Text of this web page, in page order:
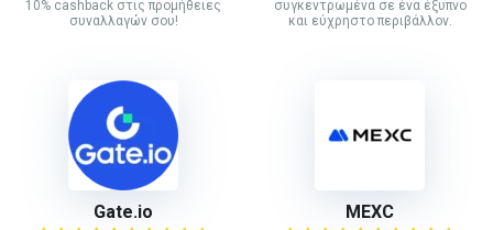
10% cashback στις προμήθειες
συναλλαγών σου!
συγκεντρωμένα σε ένα έξυπνο
και εύχρηστο περιβάλλον.
Gate.io MEXC